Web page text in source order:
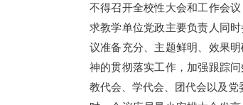
不得召开全校性大会和工作会
求教学单位党政主要负责人同
议准备充分、主题鲜明、效果
神的贯彻落实工作，加强跟踪
教代会、学代会、团代会以及